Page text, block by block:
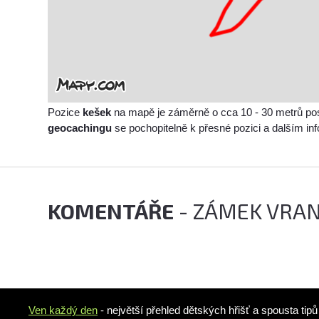
Pozice kešek na mapě je záměrně o cca 10 - 30 metrů
geocachingu se pochopitelně k přesné pozici a dalším
KOMENTÁŘE - ZÁMEK
Ven každý den - největší přehled dětských hřišť a spousta